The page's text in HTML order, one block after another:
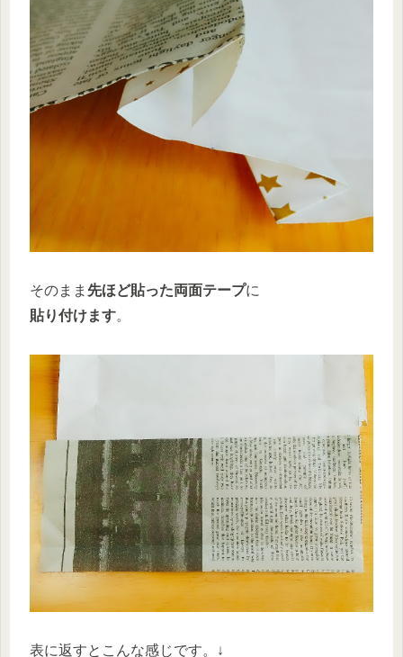
そのまま 先ほど貼った両面テープに
貼り付けます。
表に返すとこんな感じです。↓